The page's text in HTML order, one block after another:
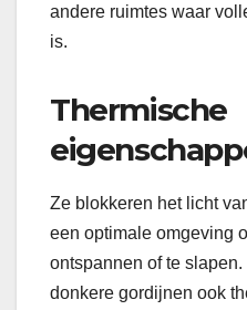
andere ruimtes waar
is.
Thermische
Ze blokkeren het licht
een optimale omgeving
ontspannen of te
donkere gordijnen ook